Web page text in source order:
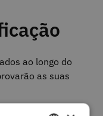
ao longo do
as suas